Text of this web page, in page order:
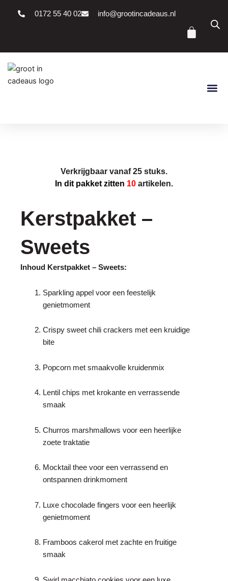
0172 55 40 02 info@grootincadeaus.nl
Kerstpakket –
Sweets
Inhoud Kerstpakket – Sweets:
Sparkling appel voor een feestelijk
genietmoment
Crispy sweet chili crackers met een kruidige
bite
Popcorn met smaakvolle kruidenmix
Lentil chips met krokante en verrassende
smaak
Churros marshmallows voor een heerlijke
zoete traktatie
Mocktail thee voor een verrassend en
ontspannen drinkmoment
Luxe chocolade fingers voor een heerlijk
genietmoment
Framboos cakerol met zachte en fruitige
smaak
Verkrijgbaar vanaf 25 stuks.
In dit pakket zitten 10 artikelen.